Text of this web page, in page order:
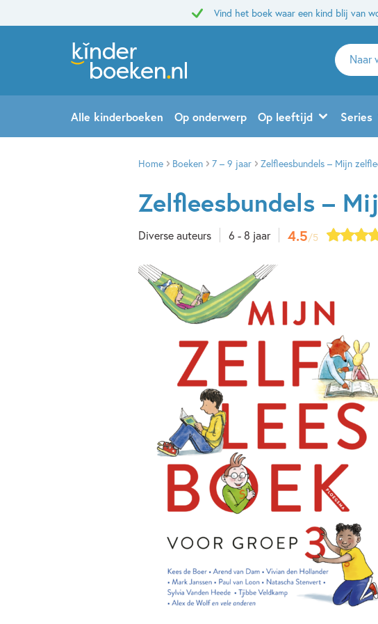
Vind het boek waar een kind blij van
Zoeken
naar
en
uitgevers
Alle kinderboeken Op onderwerp Op leeftijd Series
Home Boeken 7 – 9 jaar Zelfleesbundels – Mijn
Zelfleesbundels –
Diverse auteurs 6 - 8 jaar 4.5/5